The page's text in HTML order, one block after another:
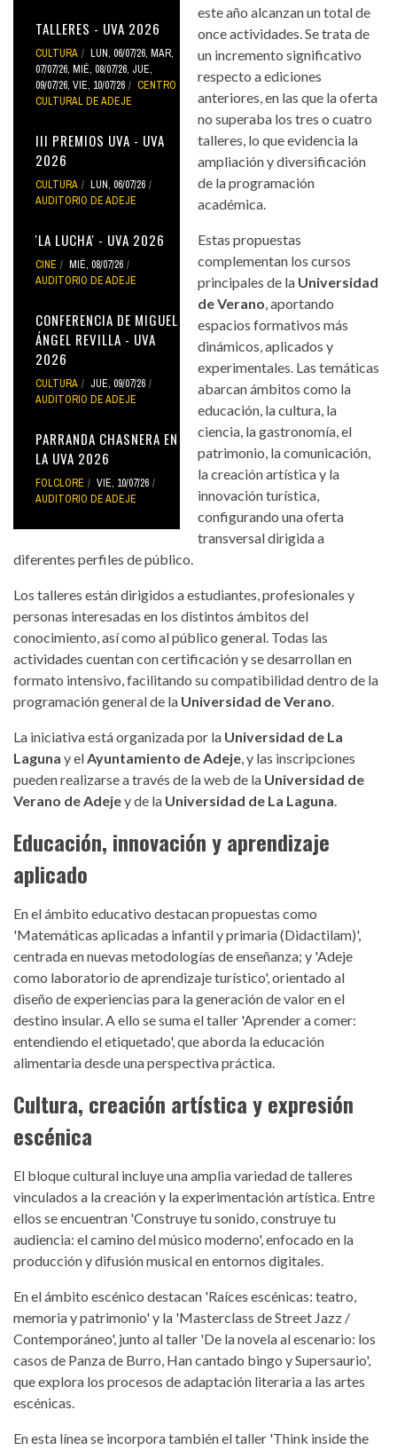
TALLERES - UVA 2026
CULTURA LUN, 06/07/26, MAR,
07/07/26, MIÉ, 08/07/26, JUE,
09/07/26, VIE, 10/07/26
CENTRO
CULTURAL DE ADEJE
III PREMIOS UVA - UVA
2026
CULTURA
LUN, 06/07/26
AUDITORIO DE ADEJE
'LA LUCHA' - UVA 2026
CINE
MIÉ, 08/07/26
AUDITORIO DE ADEJE
CONFERENCIA DE MIGUEL
ÁNGEL REVILLA - UVA
2026
CULTURA
JUE, 09/07/26
AUDITORIO DE ADEJE
PARRANDA CHASNERA EN
LA UVA 2026
FOLCLORE
VIE, 10/07/26
AUDITORIO DE ADEJE
este año alcanzan un total de
once actividades. Se trata de
un incremento significativo
respecto a ediciones
anteriores, en las que la oferta
no superaba los tres o cuatro
talleres, lo que evidencia la
ampliación y diversificación
de la programación
académica.
Estas propuestas
complementan los cursos
principales de la Universidad
de Verano, aportando
espacios formativos más
dinámicos, aplicados y
experimentales. Las temáticas
abarcan ámbitos como la
educación, la cultura, la
ciencia, la gastronomía, el
patrimonio, la comunicación,
la creación artística y la
innovación turística,
configurando una oferta
transversal dirigida a
diferentes perfiles de público.
Los talleres están dirigidos a estudiantes, profesionales y
personas interesadas en los distintos ámbitos del
conocimiento, así como al público general. Todas las
actividades cuentan con certificación y se desarrollan en
formato intensivo, facilitando su compatibilidad dentro de la
programación general de la Universidad de Verano.
La iniciativa está organizada por la Universidad de La
Laguna y elAyuntamiento de Adeje, y las inscripciones
pueden realizarse a través de la web de la Universidad de
Verano de Adejey de la Universidad de La Laguna.
Educación, innovación y aprendizaje
aplicado
En el ámbito educativo destacan propuestas como
'Matemáticas aplicadas a infantil y primaria (Didactilam)',
centrada en nuevas metodologías de enseñanza; y 'Adeje
como laboratorio de aprendizaje turístico', orientado al
diseño de experiencias para la generación de valor en el
destino insular. A ello se suma el taller 'Aprender a comer:
entendiendo el etiquetado', que aborda la educación
alimentaria desde una perspectiva práctica.
Cultura, creación artística y expresión
escénica
El bloque cultural incluye una amplia variedad de talleres
vinculados a la creación y la experimentación artística. Entre
ellos se encuentran 'Construye tu sonido, construye tu
audiencia: el camino del músico moderno', enfocado en la
producción y difusión musical en entornos digitales.
En el ámbito escénico destacan 'Raíces escénicas: teatro,
memoria y patrimonio'y la 'Masterclass de Street Jazz /
Contemporáneo', junto al taller 'De la novela al escenario: los
casos de Panza de Burro, Han cantado bingo y Supersaurio',
que explora los procesos de adaptación literaria a las artes
escénicas.
En esta línea se incorpora también el taller 'Think inside the